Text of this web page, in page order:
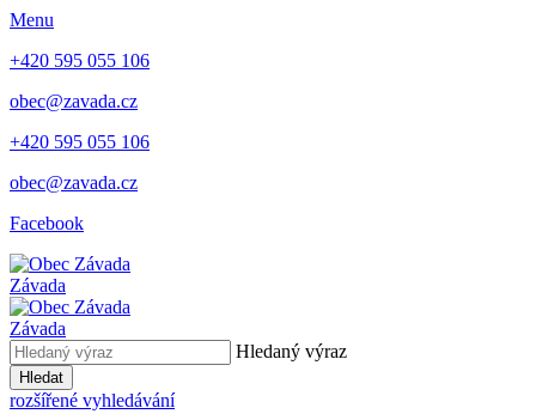
Menu
+420 595 055 106
obec@zavada.cz
+420 595 055 106
obec@zavada.cz
Facebook
Závada
Závada
Hledaný výraz
Hledat
rozšířené vyhledávání